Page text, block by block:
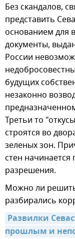
Без скандалов,
представить
основанием для
документы,
России
будущих
незаконно
Третьи то
строятся во
зеленых зон.
стен начинается
разрешения.
Можно ли
разбирались
Развилки
прошлым и